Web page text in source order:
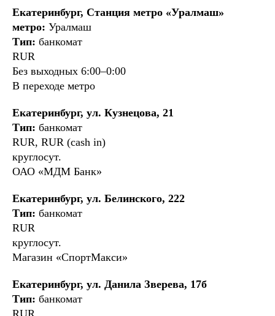
Екатеринбург, Станция метро «Уралмаш»
метро: Уралмаш
Тип: банкомат
RUR
Без выходных 6:00–0:00
В переходе метро
Екатеринбург, ул. Кузнецова, 21
Тип: банкомат
RUR, RUR (cash in)
круглосут.
ОАО «МДМ Банк»
Екатеринбург, ул. Белинского, 222
Тип: банкомат
RUR
круглосут.
Магазин «СпортМакси»
Екатеринбург, ул. Данила Зверева, 17б
Тип: банкомат